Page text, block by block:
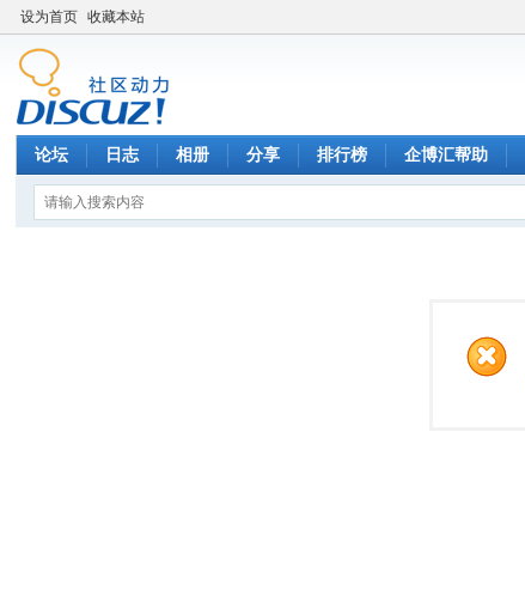
设为首页 收藏本站
论坛 日志 相册 分享 排行榜 企博汇帮助